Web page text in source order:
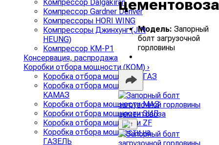
Компрессор Dalgakiran
Компрессор Gardner Denver
Компрессоры HORI WING
Компрессоры Джинхунг (JIN
HEUNG)
Компрессор КМ-Р1
Консервация, распродажа
Коробки отбора мощности (КОМ) ›
Коробка отбора мощности ГАЗ
Коробка отбора мощности
КАМАЗ
Коробка отбора мощности МАЗ
Коробки отбора мощности ЗИЛ
Коробка отбора мощности ZF
Коробка отбора мощности на
ГАЗЕЛЬ
цементовоза
Модель: Запорный
болт загрузочной
горловины